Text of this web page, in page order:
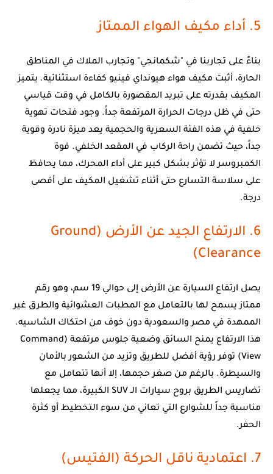
5. أداء مكيف الهواء الممتاز
بناءً على تجاربنا في "شكمانجي" وتجارب الملاك في المناطق
الحارة، أثبت مكيف هواء هيونداي فينيو كفاءة استثنائية. يتميز
المكيف بقدرته على تبريد المقصورة بالكامل في وقت قياسي
حتى في ظل درجات الحرارة المرتفعة جداً. وجود فتحات تهوية
خلفية في هذه الفئة السعرية والحجمية يعد ميزة نادرة وقوية
جداً، حيث تضمن راحة الركاب في المقعد الخلفي. قوة
الكمبروسر لا تؤثر بشكل كبير على أداء المحرك، مما يحافظ
على سلاسة التسارع حتى أثناء تشغيل المكيف على أقصى
درجة.
6. الارتفاع الجيد عن الأرض (Ground
Clearance)
يصل ارتفاع السيارة عن الأرض إلى حوالي 19 سم، وهو رقم
ممتاز يسمح لها بالتعامل مع المطبات العشوائية والطرق غير
الممهدة في مصر والسعودية دون خوف من احتكاك الشاسيه.
هذا الارتفاع يمنح السائق وضعية جلوس مرتفعة (Command
View) توفر رؤية أفضل للطريق وتزيد من الشعور بالأمان
والسيطرة. بالرغم من صغر حجمها، إلا أنها تتعامل مع
تضاريس الطريق بروح سيارات الـ SUV الكبيرة، مما يجعلها
مناسبة جداً للشوارع التي تعاني من سوء التخطيط أو كثرة
الحفر.
7. اعتمادية ناقل الحركة (الفتيس)